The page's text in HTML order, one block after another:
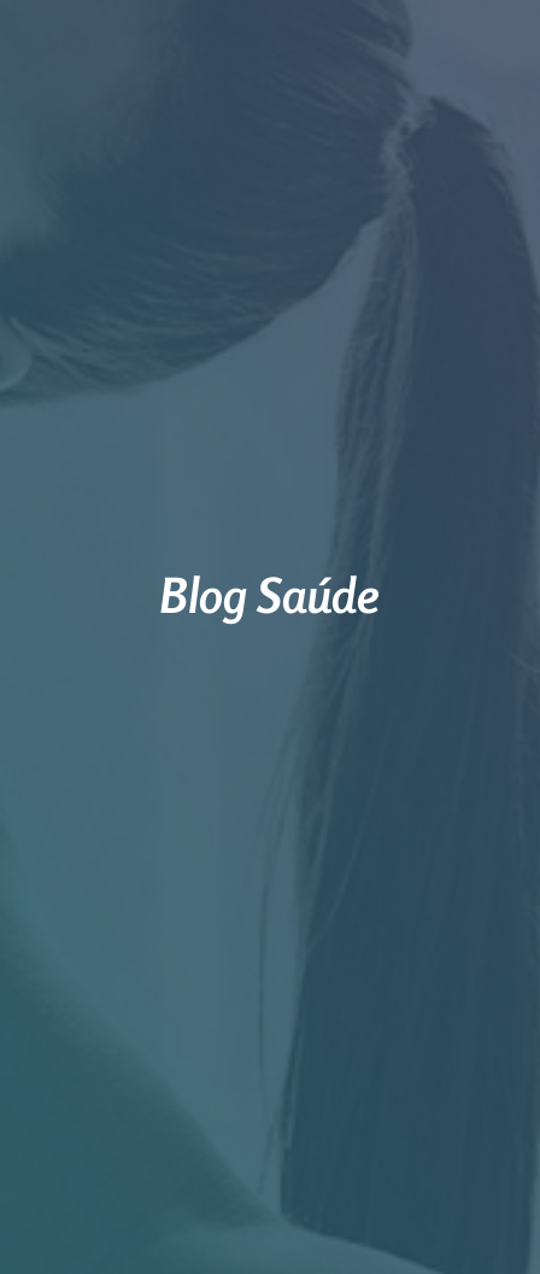
Blog Saúde